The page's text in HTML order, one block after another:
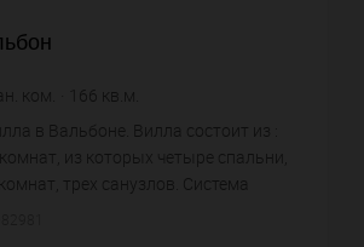
ком. 166 кв.м.
цена за кв.м.
в Вальбоне. Вилла состоит из :
из которых четыре спальни,
трех санузлов. Система